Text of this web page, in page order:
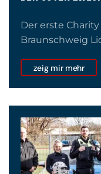
Der erste
Braunschweig
zeig mir mehr